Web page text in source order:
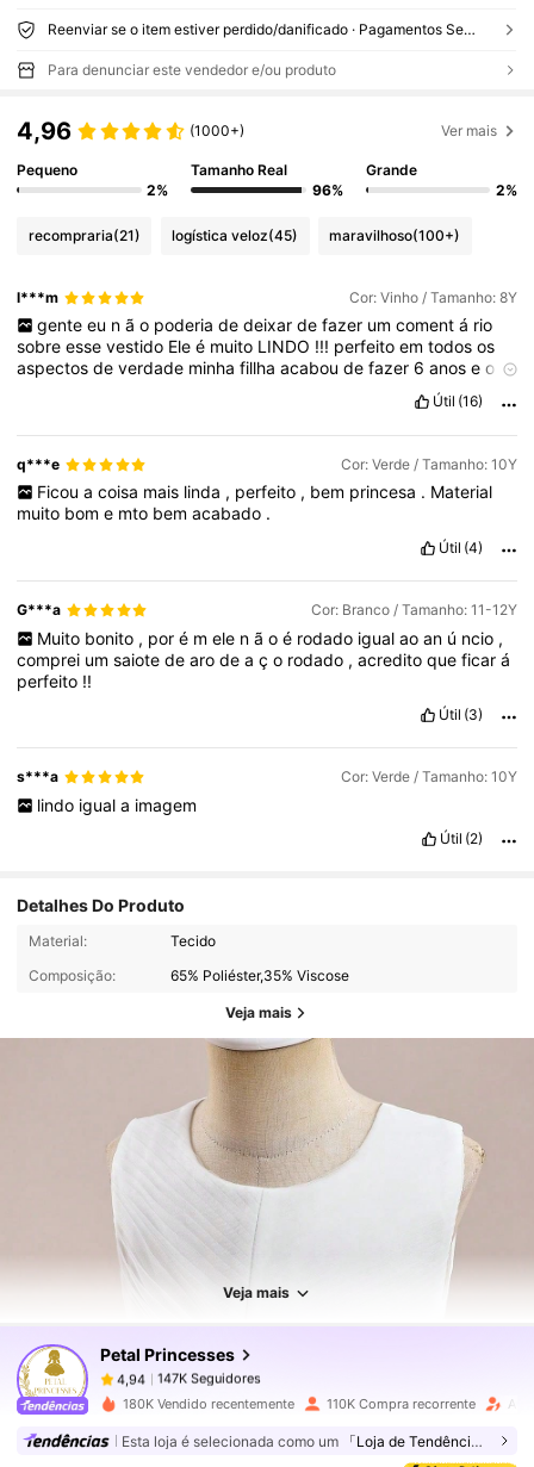
Reenviar se o item estiver perdido/danificado · Pagamentos Seguros · Proteção de privacidade
Para denunciar este vendedor e/ou produto
4,96 (1000+) Ver mais
Pequeno
2%
Tamanho Real
96%
Grande
2%
recompraria(21) logística veloz(45) maravilhoso(100+)
l***m Cor: Vinho / Tamanho: 8Y
gente eu n ã o poderia de deixar de fazer um coment á rio
sobreessevestido Eleé muito LINDO !!! perfeitoemtodosos
aspectosdeverdade minhafillhaacaboudefazer 6anoseo
coisa
viu!
obrigadaSHEIN!
Útil (16)
q***e Cor: Verde / Tamanho: 10Y
Ficou a coisa mais linda , perfeito , bem princesa . Material
muito bome mto bemacabado .
Útil (4)
G***a Cor: Branco / Tamanho: 11-12Y
Muito bonito , por é m ele n ã o é rodado igual ao an ú ncio ,
comprei umsaiotedearodeaço rodado ,acreditoqueficará
perfeito !!
Útil (3)
s***a Cor: Verde / Tamanho: 10Y
lindo igual a imagem
Útil (2)
Detalhes Do Produto
Material:
Tecido
Composição:
65% Poliéster,35% Viscose
Veja mais
Veja mais
Petal Princesses
147K Seguidores
4,94
4,94
147K Seguidores
n***apago1 dia atrás
4,94 147K Seguidores
180K Vendido recentemente 110K Compra recorrente
Esta loja é selecionada como um 「Loja de Tendências」